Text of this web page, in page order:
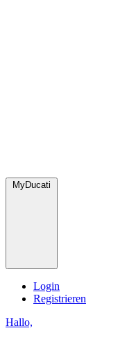
MyDucati
Login
Registrieren
Hallo,